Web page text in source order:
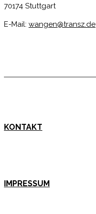
70174 Stuttgart
E-Mail: wangen@transz.de
KONTAKT
IMPRESSUM